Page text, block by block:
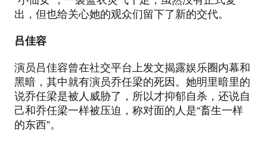
出，但也给关心她的观众们留下了新的交代。
吕佳容
演员吕佳容曾在社交平台上发文揭露娱乐圈内幕和
黑暗，其中就有演员乔任梁的死因。她明里暗里的
说乔任梁是被人威胁了，所以才抑郁自杀，还说自
己和乔任梁一样被压迫，称对面的人是“畜生一样
的东西”。